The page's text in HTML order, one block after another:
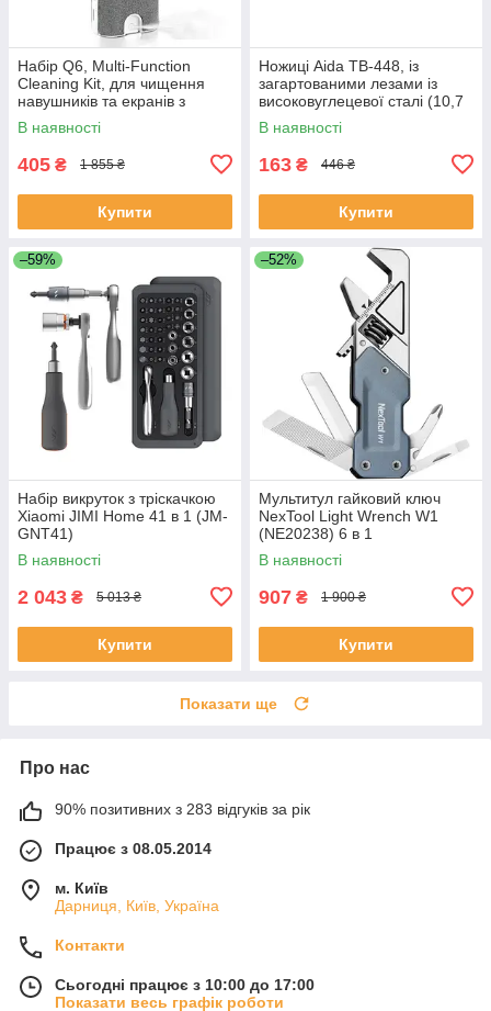
Набір Q6, Multi-Function
Cleaning Kit, для чищення
навушників та екранів з
розпилювачем та щітками
В наявності
405 ₴ 1 855 ₴
Купити
Ножиці Aida TB-448, із
загартованими лезами із
високовуглецевої сталі (10,7
см, довжина леза 3,2)
В наявності
163 ₴ 446 ₴
Купити
–59%
Набір викруток з тріскачкою
Xiaomi JIMI Home 41 в 1 (JM-
GNT41)
В наявності
2 043 ₴ 5 013 ₴
Купити
–52%
Мультитул гайковий ключ
NexTool Light Wrench W1
(NE20238) 6 в 1
В наявності
907 ₴ 1 900 ₴
Купити
Показати ще
Про нас
90% позитивних з 283 відгуків за рік
Працює з 08.05.2014
м. Київ
Дарниця, Київ, Україна
Контакти
Сьогодні працює з 10:00 до 17:00
Показати весь графік роботи